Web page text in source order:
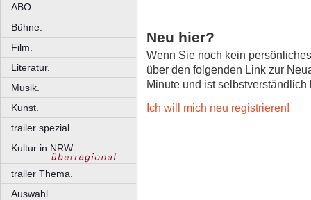
ABO.
Bühne.
Film.
Literatur.
Musik.
Kunst.
trailer spezial.
Kultur in NRW.
trailer Thema.
Auswahl.
Neu hier?
Wenn Sie noch kein
über den folgenden Link zur
Minute und ist selbstverständlich
Ich will mich neu registrieren!